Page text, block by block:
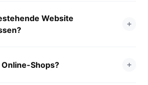
Website
Shops?